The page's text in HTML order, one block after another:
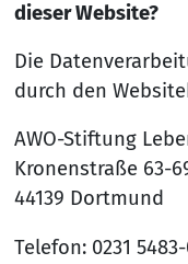
dieser Website?
Die
durch den
AWO-Stiftung
Kronenstraße 63-
44139 Dortmund
Telefon: 0231